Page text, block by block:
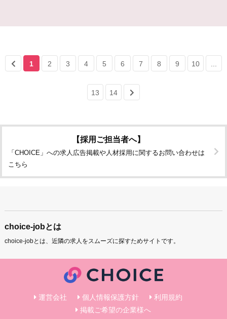
1 2 3 4 5 6 7 8 9 10
13 14
【採用ご担当者へ】
「CHOICE」への求人広告掲載や人材採用に関するお問い合わせは
こちら
choice-jobとは
choice-jobとは、近隣の求人をスムーズに探すためサイトです。
運営会社 個人情報保護方針
利用規約
掲載ご希望の企業様へ